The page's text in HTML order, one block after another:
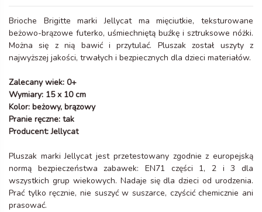
Brioche Brigitte marki Jellycat ma mięciutkie, teksturowane
beżowo-brązowe futerko, uśmiechniętą buźkę i sztruksowe nóżki.
Można się z nią bawić i przytulać. Pluszak został uszyty z
najwyższej jakości, trwałych i bezpiecznych dla dzieci materiałów.
Zalecany wiek: 0+
Wymiary: 15 x 10 cm
Kolor: beżowy, brązowy
Pranie ręczne: tak
Producent: Jellycat
Pluszak marki Jellycat jest przetestowany zgodnie z europejską
normą bezpieczeństwa zabawek: EN71 części 1, 2 i 3 dla
wszystkich grup wiekowych. Nadaje się dla dzieci od urodzenia.
Prać tylko ręcznie, nie suszyć w suszarce, czyścić chemicznie ani
prasować.